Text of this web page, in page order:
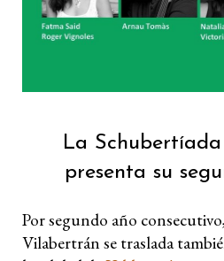
La
presenta su
Por segundo año
Vilabertrán se traslada